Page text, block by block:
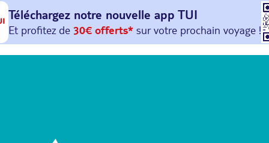
Téléchargez notre nouvelle app TUI
Et profitez de 30€ offerts*sur votreprochain
avec le code : HAPPYAPP